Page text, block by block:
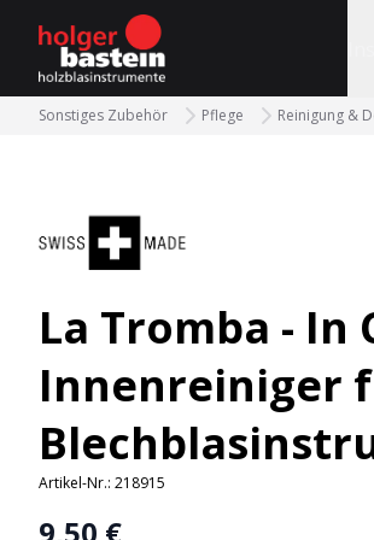
bastein
Sonstiges Zubehör Pflege Reinigung &
La Tromba - In
Innenreiniger
Artikel-Nr.: 218915